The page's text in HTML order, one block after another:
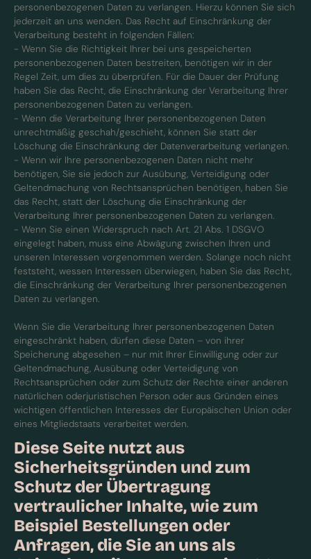
personenbezogenen Daten zu verlangen. Hierzu können Sie sich
jederzeit an uns wenden. Das Recht auf Einschränkung der
Verarbeitung besteht in folgenden Fällen:
- Wenn Sie die Richtigkeit Ihrer bei uns gespeicherten
personenbezogenen Daten bestreiten, benötigen wir in der
Regel Zeit, um dies zu überprüfen. Für die Dauer der Prüfung
haben Sie das Recht, die Einschränkung der Verarbeitung Ihrer
personenbezogenen Daten zu verlangen.
- Wenn die Verarbeitung Ihrer personenbezogenen Daten
unrechtmäßig geschah/geschieht, können Sie statt der
Löschung die Einschränkung der Datenverarbeitung verlangen.
- Wenn wir Ihre personenbezogenen Daten nicht mehr
benötigen, Sie sie jedoch zur Ausübung, Verteidigung oder
Geltendmachung von Rechtsansprüchen benötigen, haben Sie
das Recht, statt der Löschung die Einschränkung der
Verarbeitung Ihrer personenbezogenen Daten zu verlangen.
- Wenn Sie einen Widerspruch nach Art. 21 Abs. 1 DSGVO
eingelegt haben, muss eine Abwägung zwischen Ihren und
unseren Interessen vorgenommen werden. Solange noch nicht
feststeht, wessen Interessen überwiegen, haben Sie das Recht,
die Einschränkung der Verarbeitung Ihrer personenbezogenen
Daten zu verlangen.
Wenn Sie die Verarbeitung Ihrer personenbezogenen Daten
eingeschränkt haben, dürfen diese Daten – von ihrer
Speicherung abgesehen – nur mit Ihrer Einwilligung oder zur
Geltendmachung, Ausübung oder Verteidigung von
Rechtsansprüchen oder zum Schutz der Rechte einer anderen
natürlichen oderjuristischen Person oder aus Gründen eines
wichtigen öffentlichen Interesses der Europäischen Union oder
eines Mitgliedstaats verarbeitet werden.
Diese Seite nutzt aus
Sicherheitsgründen und zum
Schutz der Übertragung
vertraulicher Inhalte, wie zum
Beispiel Bestellungen oder
Anfragen, die Sie an uns als